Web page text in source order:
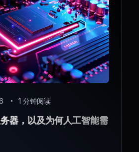
1 分钟阅读
器，以及为何人工智能需